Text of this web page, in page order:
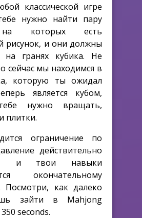
классической игре
нужно найти пару
которых есть
рисунок, и они должны
на гранях кубика. Не
сейчас мы находимся в
которую ты ожидал
является кубом,
нужно вращать,
плитки.
ограничение по
действительно
и твои навыки
окончательному
Посмотри, как далеко
зайти в Mahjong
seconds.